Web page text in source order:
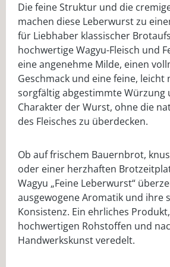
Die feine Struktur und die
machen diese Leberwurst zu
für Liebhaber klassischer
hochwertige Wagyu-Fleisch und
eine angenehme Milde, einen
Geschmack und eine feine, leicht
sorgfältig abgestimmte
Charakter der Wurst, ohne die
des Fleisches zu überdecken.
Ob auf frischem Bauernbrot,
oder einer herzhaften
Wagyu „Feine Leberwurst“
ausgewogene Aromatik und ihre
Konsistenz. Ein ehrliches
hochwertigen Rohstoffen und
Handwerkskunst veredelt.